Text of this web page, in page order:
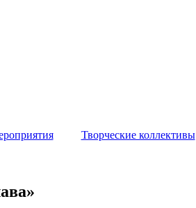
Творческие коллективы